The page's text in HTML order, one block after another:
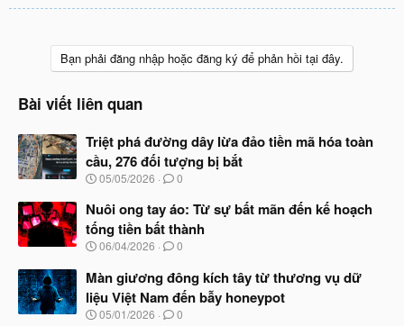
Bạn phải đăng nhập hoặc đăng ký để phản hồi tại đây.
Bài viết liên quan
Triệt phá đường dây lừa đảo tiền mã hóa toàn
cầu, 276 đối tượng bị bắt
N
à
b
ắ
đ
ầ
u
05/05/2026 0
Nuôi ong tay áo: Từ sự bất mãn đến kế hoạch
tống tiền bất thành
N
à
b
ắ
06/04/2026 0
Màn giương đông kích tây từ thương vụ dữ
liệu Việt Nam đến bẫy honeypot
N
05/01/2026 0